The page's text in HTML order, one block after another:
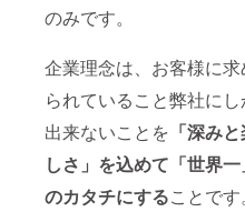
のみです。
企業理念は、お客様に求
られていること弊社に
出来ないことを 「深み
しさ」を込めて「世界一
のカタチにすることです。